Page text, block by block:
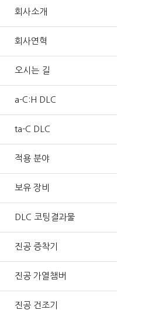
회사소개
회사연혁
오시는 길
a-C:H DLC
ta-C DLC
적용 분야
보유 장비
DLC 코팅결과물
진공 증착기
진공 가열챔버
진공 건조기